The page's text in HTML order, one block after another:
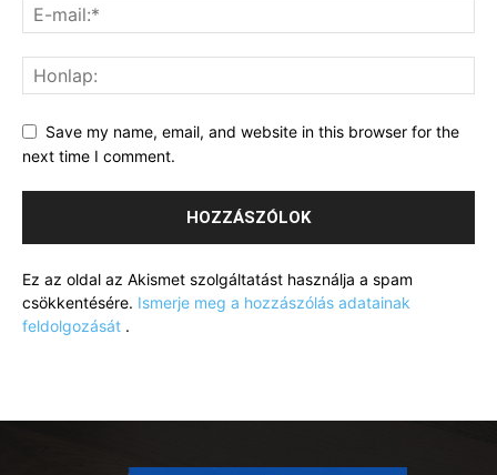
Save my name, email, and website in this browser for the
next time I comment.
Ez az oldal az Akismet szolgáltatást használja a spam
csökkentésére. Ismerje meg a hozzászólás adatainak
feldolgozását .